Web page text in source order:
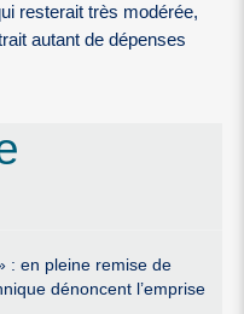
resterait très modérée,
autant de dépenses
: en pleine remise de
dénoncent l’emprise